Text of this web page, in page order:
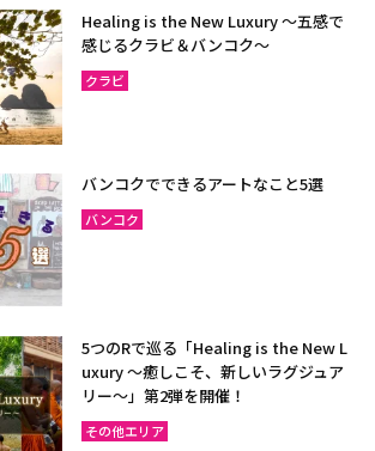
Healing is the New Luxury ～五感で
感じるクラビ＆バンコク～
クラビ
バンコクでできるアートなこと5選
バンコク
5つのRで巡る「Healing is the New L
uxury ～癒しこそ、新しいラグジュア
リー〜」第2弾を開催！
その他エリア